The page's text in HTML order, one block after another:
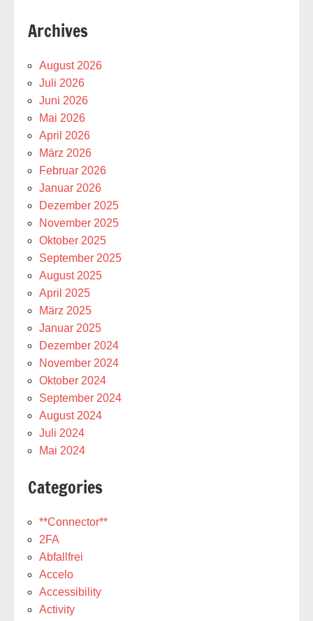
Archives
August 2026
Juli 2026
Juni 2026
Mai 2026
April 2026
März 2026
Februar 2026
Januar 2026
Dezember 2025
November 2025
Oktober 2025
September 2025
August 2025
April 2025
März 2025
Januar 2025
Dezember 2024
November 2024
Oktober 2024
September 2024
August 2024
Juli 2024
Mai 2024
Categories
**Connector**
2FA
Abfallfrei
Accelo
Accessibility
Activity